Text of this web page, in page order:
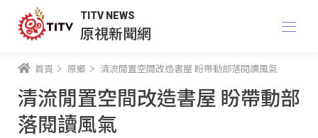
TITV NEWS
原視新聞網
首頁 原鄉 清流閒置空間改造書屋 盼帶動部落閱讀風氣
清流閒置空間改造書屋 盼帶動部
落閱讀風氣